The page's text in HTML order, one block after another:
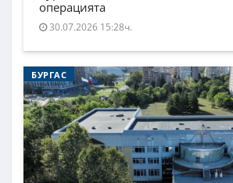
операцията
30.07.2026 15:28ч.
БУРГАС